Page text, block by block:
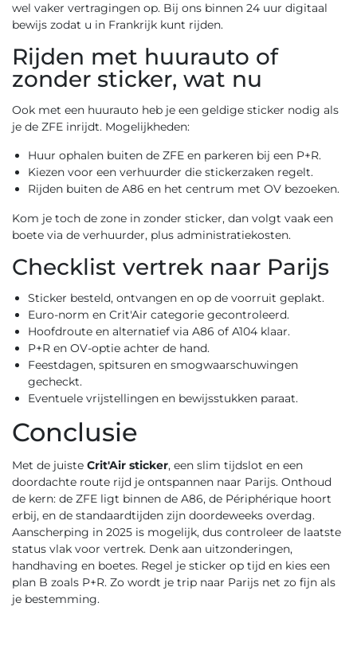
wel vaker vertragingen op. Bij ons binnen 24 uur digitaal
bewijs zodat u in Frankrijk kunt rijden.
Rijden met huurauto of
zonder sticker, wat nu
Ook met een huurauto heb je een geldige sticker nodig als
je de ZFE inrijdt. Mogelijkheden:
Huur ophalen buiten de ZFE en parkeren bij een P+R.
Kiezen voor een verhuurder die stickerzaken regelt.
Rijden buiten de A86 en het centrum met OV bezoeken.
Kom je toch de zone in zonder sticker, dan volgt vaak een
boete via de verhuurder, plus administratiekosten.
Checklist vertrek naar Parijs
Sticker besteld, ontvangen en op de voorruit geplakt.
Euro-norm en Crit'Air categorie gecontroleerd.
Hoofdroute en alternatief via A86 of A104 klaar.
P+R en OV-optie achter de hand.
Feestdagen, spitsuren en smogwaarschuwingen
gecheckt.
Eventuele vrijstellingen en bewijsstukken paraat.
Conclusie
Met de juiste Crit'Air sticker, een slim tijdslot en een
doordachte route rijd je ontspannen naar Parijs. Onthoud
de kern: de ZFE ligt binnen de A86, de Périphérique hoort
erbij, en de standaardtijden zijn doordeweeks overdag.
Aanscherping in 2025 is mogelijk, dus controleer de laatste
status vlak voor vertrek. Denk aan uitzonderingen,
handhaving en boetes. Regel je sticker op tijd en kies een
plan B zoals P+R. Zo wordt je trip naar Parijs net zo fijn als
je bestemming.